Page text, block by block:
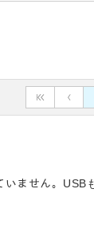
ません。